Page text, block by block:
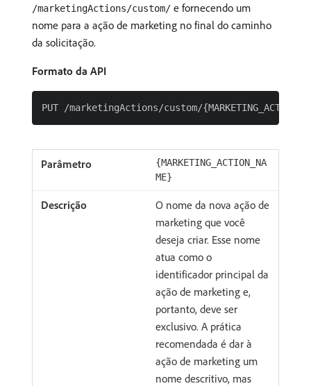
/marketingActions/custom/ e fornecendo um
nome para a ação de marketing no final do caminho
da solicitação.
Formato da API
{MARKETING_ACTION_NA
ME}
O nome da nova ação de
marketing que você
deseja criar. Esse nome
atua como o
identificador principal da
ação de marketing e,
portanto, deve ser
exclusivo. A prática
recomendada é dar à
ação de marketing um
nome descritivo, mas